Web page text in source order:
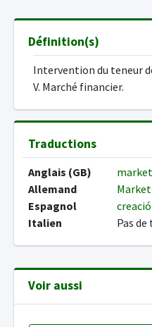
Définition(s)
Intervention du teneur
V. Marché financier.
Traductions
Anglais (GB)
Allemand
Espagnol
Italien
Pas
Voir aussi